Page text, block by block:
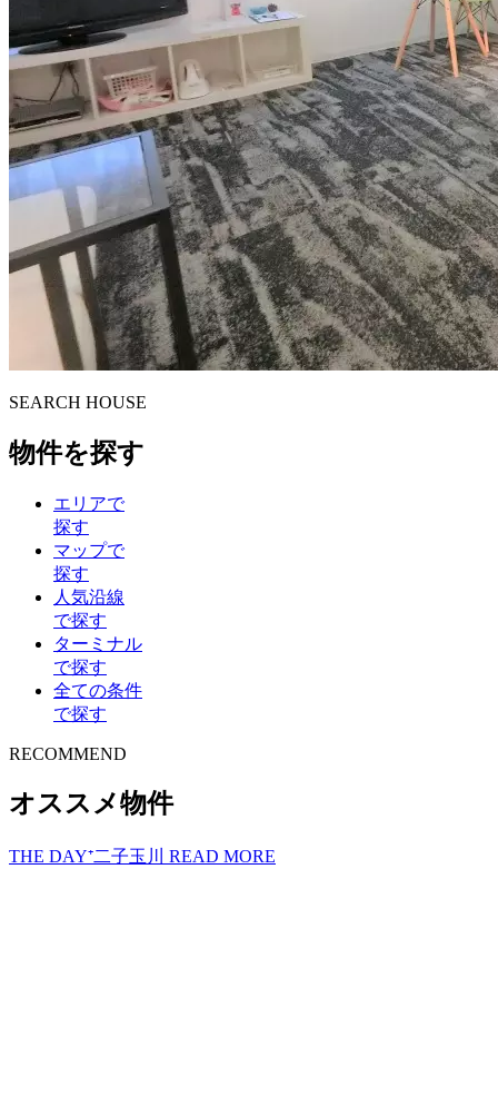
SEARCH HOUSE
物件を探す
エリアで
探す
マップで
探す
人気沿線
で探す
ターミナル
で探す
全ての条件
で探す
RECOMMEND
オススメ物件
THE DAY⁺二子玉川 READ MORE